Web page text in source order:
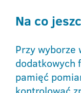
Na co
Przy wyborze
dodatkowych
pamięć